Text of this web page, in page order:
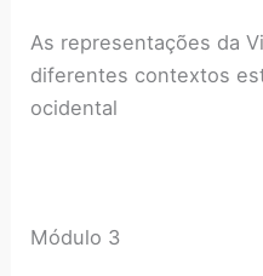
As representações da
diferentes contextos
ocidental
Módulo 3